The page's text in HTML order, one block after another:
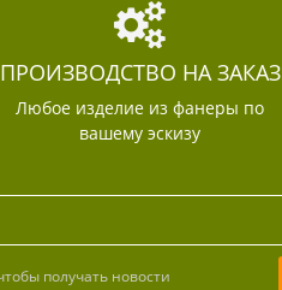
ПРОИЗВОДСТВО НА ЗАКАЗ
Любое изделие из фанеры по
вашему эскизу